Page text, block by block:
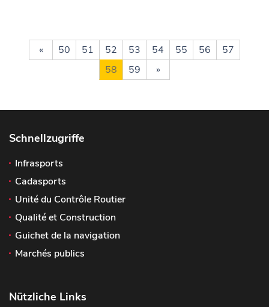
« 50 51 52 53 54 55 56
57
58
59 »
Schnellzugriffe
Infrasports
Cadasports
Unité du Contrôle Routier
Qualité et Construction
Guichet de la navigation
Marchés publics
Nützliche Links